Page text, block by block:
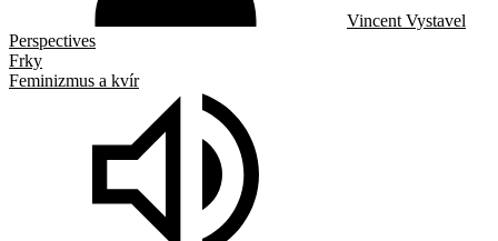
Vincent Vystavel
Perspectives
Frky
Feminizmus a kvír